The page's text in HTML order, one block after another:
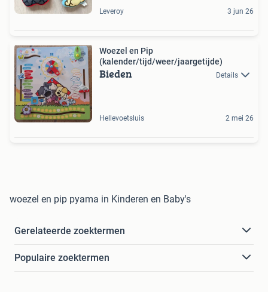
Leveroy 3 jun 26
Woezel en Pip
(kalender/tijd/weer/jaargetijde)
Bieden Details
Hellevoetsluis 2 mei 26
woezel en pip pyama in Kinderen en Baby's
Gerelateerde zoektermen
Populaire zoektermen